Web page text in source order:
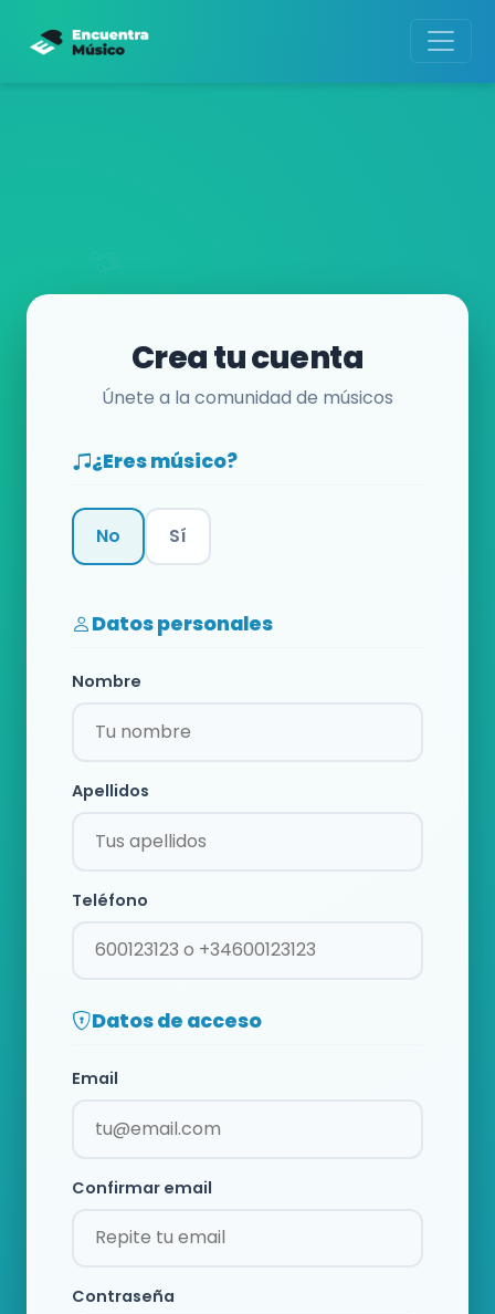
Crea tu cuenta
Únete a la comunidad de músicos
¿Eres músico?
No Sí
Datos personales
Nombre
Apellidos
Teléfono
Datos de acceso
Email
Confirmar email
Contraseña